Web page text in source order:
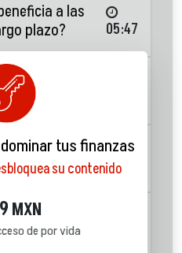
a las
plazo?
05:47
del
mucho
técnico
04:50
puede quitarles
en
tus finanzas
su contenido
MXN
de por vida